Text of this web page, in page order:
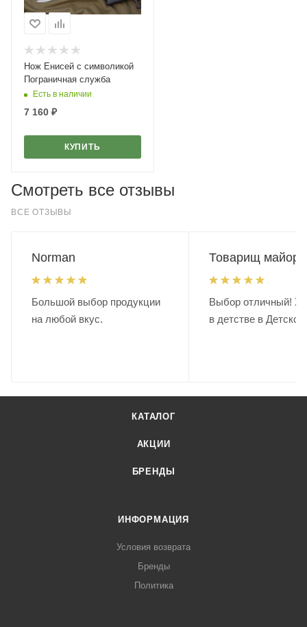
Нож Енисей с символикой
Пограничная служба
Есть в наличии
7 160 ₽
КУПИТЬ
Смотреть все отзывы
ВСЕ ОТЗЫВЫ
Norman
Большой выбор продукции
на любой вкус.
Товарищ майор.
Выбор отличный!
в детстве в
КАТАЛОГ
АКЦИИ
БРЕНДЫ
ИНФОРМАЦИЯ
Условия возврата
Бренды
Политика